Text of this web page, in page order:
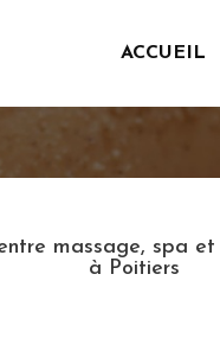
ACCUEIL
massage, spa et
à Poitiers